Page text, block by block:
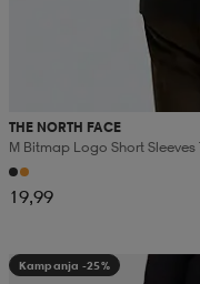
THE NORTH FACE
M Bitmap Logo Short Sleeves
19,99
Kampanja -25%